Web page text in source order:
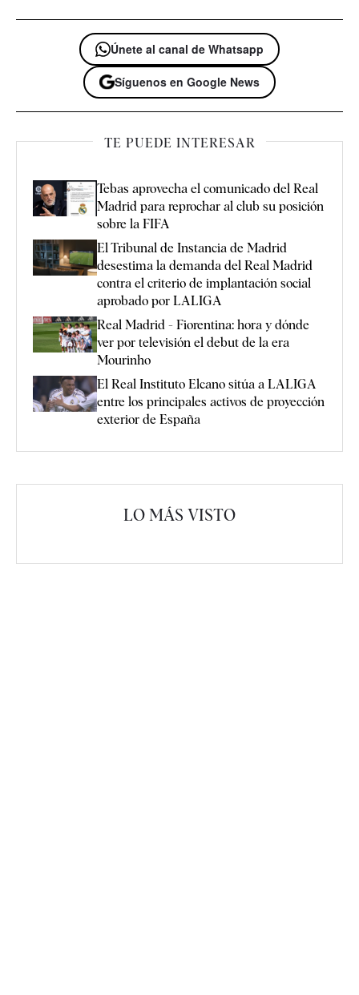
Únete al canal de Whatsapp
Síguenos en Google News
TE PUEDE INTERESAR
Tebas aprovecha el comunicado del Real
Madrid para reprochar al club su posición
sobre la FIFA
El Tribunal de Instancia de Madrid
desestima la demanda del Real Madrid
contra el criterio de implantación social
aprobado por LALIGA
Real Madrid - Fiorentina: hora y dónde
ver por televisión el debut de la era
Mourinho
El Real Instituto Elcano sitúa a LALIGA
entre los principales activos de proyección
exterior de España
LO MÁS VISTO